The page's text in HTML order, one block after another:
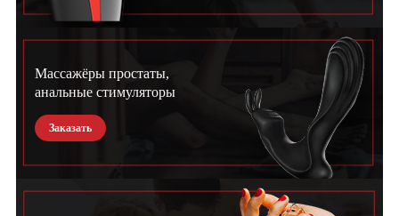
Массажёры простаты,
анальные стимуляторы
Заказать